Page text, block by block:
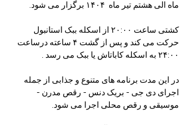
ماه الی هشتم تیر ماه  ۱۴۰۴ برگزار می شود.
کشتی ساعت ۲۰:۰۰ از اسکله ببک استانبول
حرکت می کند و پس از گشت ۴ ساعته درساعت
۲۴:۰۰ به اسکله کاباتاش یا ببک می رسد .
در این مدت برنامه های متنوع و جذابی از جمله
اجرای دی جی - بریک دنس - رقص مدرن -
موسیقی و رقص محلی اجرا می شود.